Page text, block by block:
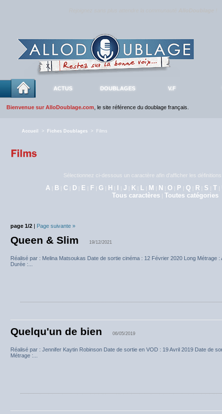
ACTUS DOUBLAGES V.F
Bienvenue sur AlloDoublage.com , le site référence du doublage français.
Accueil > Fiches Doublages > Films
Sélectionnez ci-dessous un caractère afin d'afficher les
A | B | C | D | E | F | G | H | I |J | K | L | M | N | O | P | Q | R | S | T |
Tous caractères | Toutes catégories
page 1/2 | Page suivante »
Queen & Slim 19/12/2021
Réalisé par : Melina Matsoukas Date de sortie cinéma : 12 Février 2020 Long Métrage
Durée :...
Quelqu'un de bien 06/05/2019
Réalisé par : Jennifer Kaytin Robinson Date de sortie en VOD : 19 Avril 2019 Date de
Métrage :...